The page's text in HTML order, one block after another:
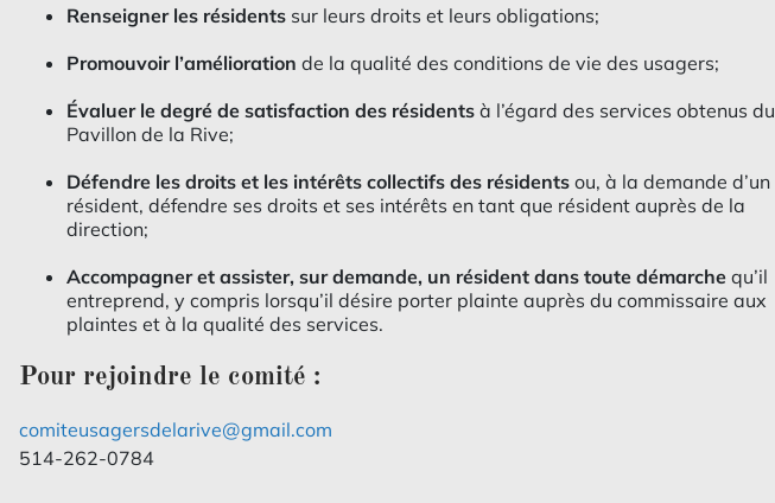
Renseigner les résidents sur leurs droits et leurs obligations;
Promouvoir l’amélioration de la qualité des conditions de vie des usagers;
Évaluer le degré de satisfaction des résidents à l’égard des services obtenus du
Pavillon de la Rive;
Défendre les droits et les intérêts collectifs des résidents ou, à la demande d’un
résident, défendre ses droits et ses intérêts en tant que résident auprès de la
direction;
Accompagner et assister, sur demande, un résident dans toute démarche qu’il
entreprend, y compris lorsqu’il désire porter plainte auprès du commissaire aux
plaintes et à la qualité des services.
Pour rejoindre le comité :
comiteusagersdelarive@gmail.com
514-262-0784